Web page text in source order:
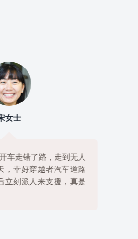
女士
车走错了路，走到无人
，幸好穿越者汽车道路
立刻派人来支援，真是